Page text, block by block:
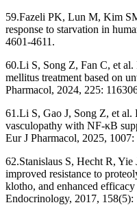
59.Fazeli PK, Lun M, Kim
response to starvation in
4601-4611.
60.Li S, Song Z, Fan C, et
mellitus treatment based on
Pharmacol, 2024, 225:
61.Li S, Gao J, Song Z, et al.
vasculopathy with NF-κB
Eur J Pharmacol, 2025, 1007:
62.Stanislaus S, Hecht R,
improved resistance to
klotho, and enhanced
Endocrinology, 2017, 158(5):